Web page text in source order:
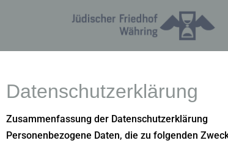
Datenschutzerklärung
Zusammenfassung der Datenschutzerklärung
Personenbezogene Daten, die zu folgenden